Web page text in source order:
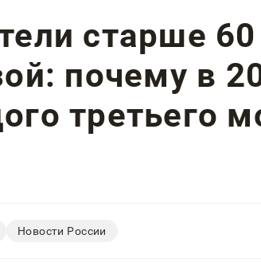
старше
почему в
третьего
Новости России